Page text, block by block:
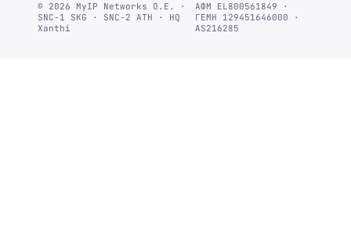
© 2026 MyIP Networks Ο.Ε. ·
SNC-1 SKG · SNC-2 ATH · HQ
Xanthi
ΑΦΜ EL800561849 ·
ΓΕΜΗ 129451646000 ·
AS216285